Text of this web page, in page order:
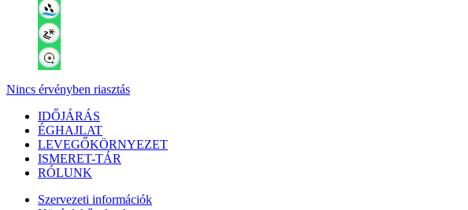
Nincs érvényben riasztás
IDŐJÁRÁS
ÉGHAJLAT
LEVEGŐKÖRNYEZET
ISMERET-TÁR
RÓLUNK
Szervezeti információk